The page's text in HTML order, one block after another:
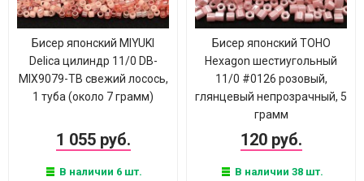
Бисер японский MIYUKI
Delica цилиндр 11/0 DB-
MIX9079-ТВ свежий лосось,
1 туба (около 7 грамм)
1 055 руб.
В наличии 6 шт.
Бисер японский TOHO
Hexagon шестиугольный
11/0 #0126 розовый,
глянцевый непрозрачный, 5
грамм
120 руб.
В наличии 38 шт.